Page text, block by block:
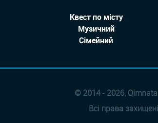
Квест по місту
Музичний
Сімейний
© 2014 - 2026,
Всі права